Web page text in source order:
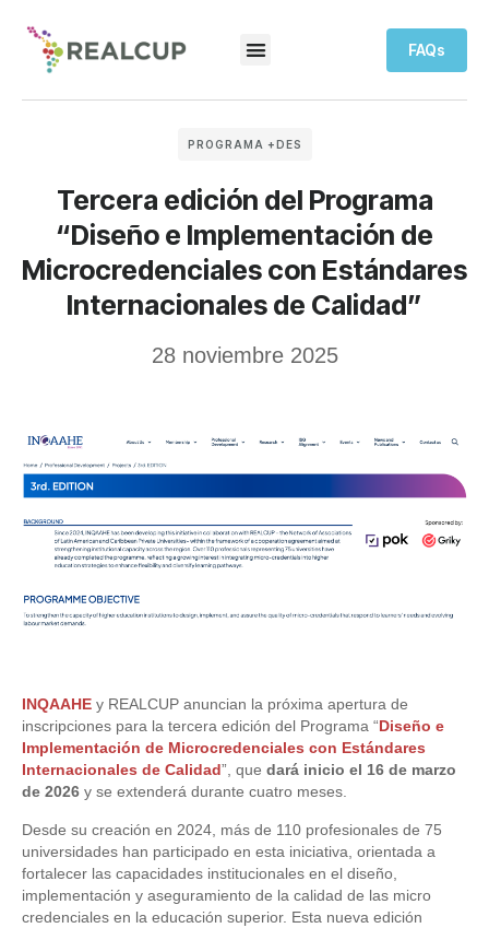
FAQs
PROGRAMA +DES
Tercera edición del Programa
“Diseño e Implementación de
Microcredenciales con Estándares
Internacionales de Calidad”
28 noviembre 2025
INQAAHE y REALCUP anuncian la próxima apertura de
inscripciones para la tercera edición del Programa “Diseño e
Implementación de Microcredenciales con Estándares
Internacionales de Calidad”, que dará inicio el 16 de marzo
de 2026 y se extenderá durante cuatro meses.
Desde su creación en 2024, más de 110 profesionales de 75
universidades han participado en esta iniciativa, orientada a
fortalecer las capacidades institucionales en el diseño,
implementación y aseguramiento de la calidad de las micro
credenciales en la educación superior. Esta nueva edición